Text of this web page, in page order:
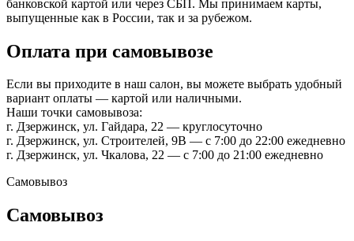
банковской картой или через СБП. Мы принимаем карты,
выпущенные как в России, так и за рубежом.
Оплата при самовывозе
Если вы приходите в наш салон, вы можете выбрать удобный
вариант оплаты — картой или наличными.
Наши точки самовывоза:
г. Дзержинск, ул. Гайдара, 22 — круглосуточно
г. Дзержинск, ул. Строителей, 9В — с 7:00 до 22:00 ежедневно
г. Дзержинск, ул. Чкалова, 22 — с 7:00 до 21:00 ежедневно
Самовывоз
Самовывоз